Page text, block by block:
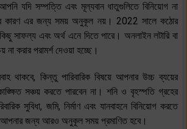
যদি সম্পত্তি এবং মূল্যবান ধাতুগুলিতে বিনিয়োগ না
কারণ এর জন্য সময় অনুকূল নয়। 2022 সালে কঠোর
সাফল্য এবং অর্থ এনে দিতে পারে। অনলাইন লটারি বা
করার পরামর্শ দেওয়া হচ্ছে।
থাকবে, কিন্তু পারিবারিক বিষয়ে আপনার উচ্চ ব্যয়ের
সঞ্চয় করতে পারবেন না। শনি ও বৃহস্পতি গ্রহের
সুবিধা, জমি, নির্মাণ এবং যানবাহনে বিনিয়োগ করতে
আপনার জন্য আরও অনুকূল সময় প্রমাণিত হবে।